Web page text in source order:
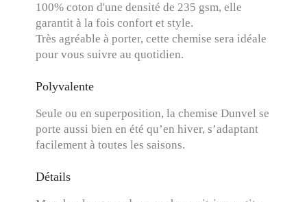
100% coton d'une densité de 235 gsm, elle
garantit à la fois confort et style.
Très agréable à porter, cette chemise sera idéale
pour vous suivre au quotidien.
Polyvalente
Seule ou en superposition, la chemise Dunvel se
porte aussi bien en été qu’en hiver, s’adaptant
facilement à toutes les saisons.
Détails